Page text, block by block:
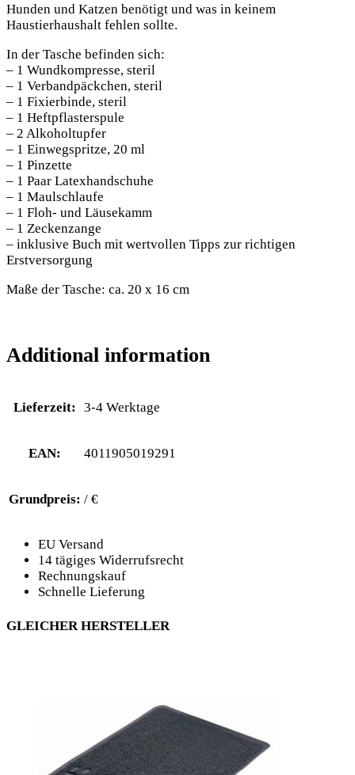
Hunden und Katzen benötigt und was in keinem
Haustierhaushalt fehlen sollte.
In der Tasche befinden sich:
– 1 Wundkompresse, steril
– 1 Verbandpäckchen, steril
– 1 Fixierbinde, steril
– 1 Heftpflasterspule
– 2 Alkoholtupfer
– 1 Einwegspritze, 20 ml
– 1 Pinzette
– 1 Paar Latexhandschuhe
– 1 Maulschlaufe
– 1 Floh- und Läusekamm
– 1 Zeckenzange
– inklusive Buch mit wertvollen Tipps zur richtigen
Erstversorgung
Maße der Tasche: ca. 20 x 16 cm
Additional information
Lieferzeit: 3-4 Werktage
EAN: 4011905019291
Grundpreis: / €
EU Versand
14 tägiges Widerrufsrecht
Rechnungskauf
Schnelle Lieferung
GLEICHER HERSTELLER